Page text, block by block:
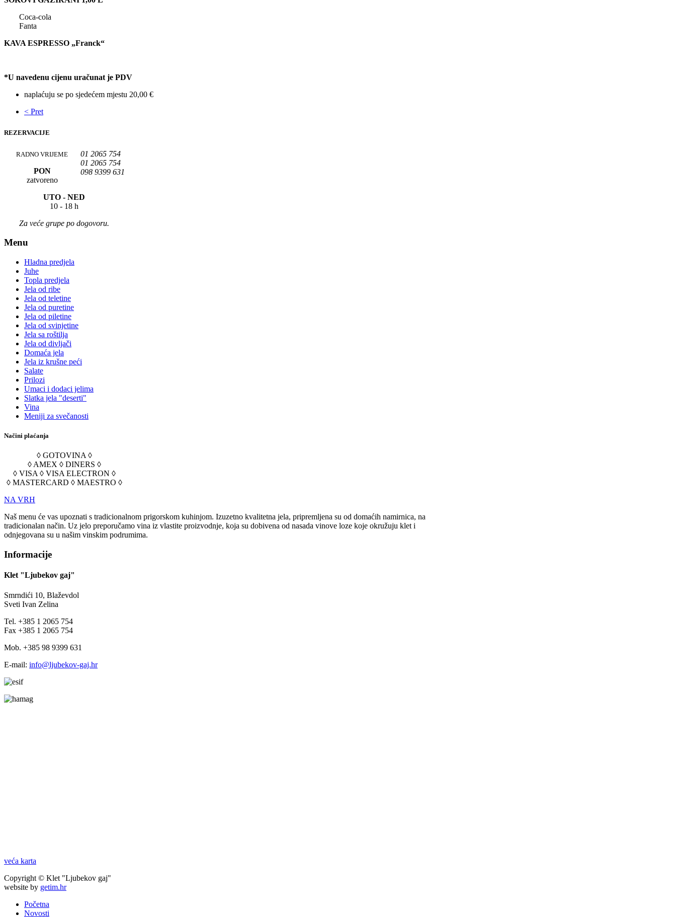
Coca-cola
Fanta
KAVA ESPRESSO „Franck“
*U navedenu cijenu uračunat je PDV
naplaćuju se po sjedećem mjestu 20,00 €
< Pret
REZERVACIJE
01 2065 754
01 2065 754
098 9399 631
RADNO VRIJEME
PON
zatvoreno
UTO -NED
10 - 18 h
Za veće grupe po dogovoru.
Menu
Hladna predjela
Juhe
Topla predjela
Jela od ribe
Jela od teletine
Jela od puretine
Jela od piletine
Jela od svinjetine
Jela sa roštilja
Jela od divljači
Domaća jela
Jela iz krušne peći
Salate
Prilozi
Umaci i dodaci jelima
Slatka jela "deserti"
Vina
Meniji za svečanosti
Načini plaćanja
◊ GOTOVINA ◊
◊ AMEX ◊ DINERS ◊
◊ VISA ◊ VISA ELECTRON ◊
◊ MASTERCARD ◊ MAESTRO ◊
NA VRH
Naš menu će vas upoznati s tradicionalnom prigorskom kuhinjom. Izuzetno kvalitetna jela, pripremljena su od domaćih namirnica, na
tradicionalan način. Uz jelo preporučamo vina iz vlastite proizvodnje, koja su dobivena od nasada vinove loze koje okružuju klet i
odnjegovana su u našim vinskim podrumima.
Informacije
Klet "Ljubekov gaj"
Smrndići 10, Blaževdol
Sveti Ivan Zelina
Tel. +385 1 2065 754
Fax +385 1 2065 754
Mob. +385 98 9399 631
E-mail: info@ljubekov-gaj.hr
veća karta
Copyright © Klet "Ljubekov gaj"
website by getim.hr
Početna
Novosti